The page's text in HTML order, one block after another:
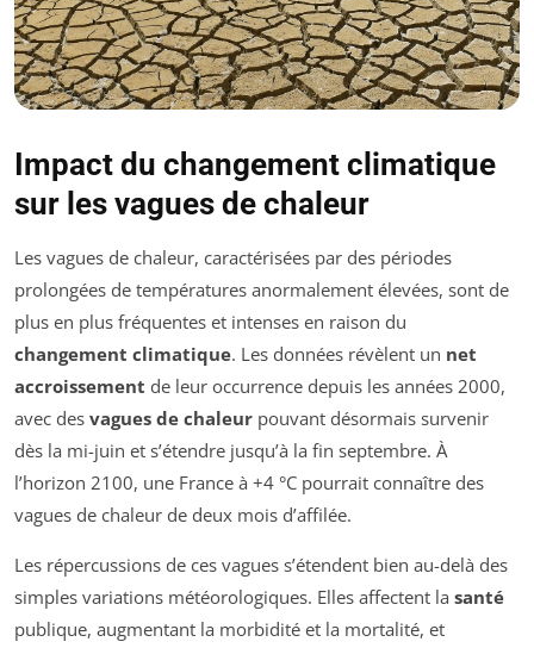
Impact du changement climatique
sur les vagues de chaleur
Les vagues de chaleur, caractérisées par des périodes
prolongées de températures anormalement élevées, sont de
plus en plus fréquentes et intenses en raison du
changement climatique. Les données révèlent un net
accroissement de leur occurrence depuis les années 2000,
avec des vagues de chaleur pouvant désormais survenir
dès la mi-juin et s’étendre jusqu’à la fin septembre. À
l’horizon 2100, une France à +4 °C pourrait connaître des
vagues de chaleur de deux mois d’affilée.
Les répercussions de ces vagues s’étendent bien au-delà des
simples variations météorologiques. Elles affectent la santé
publique, augmentant la morbidité et la mortalité, et